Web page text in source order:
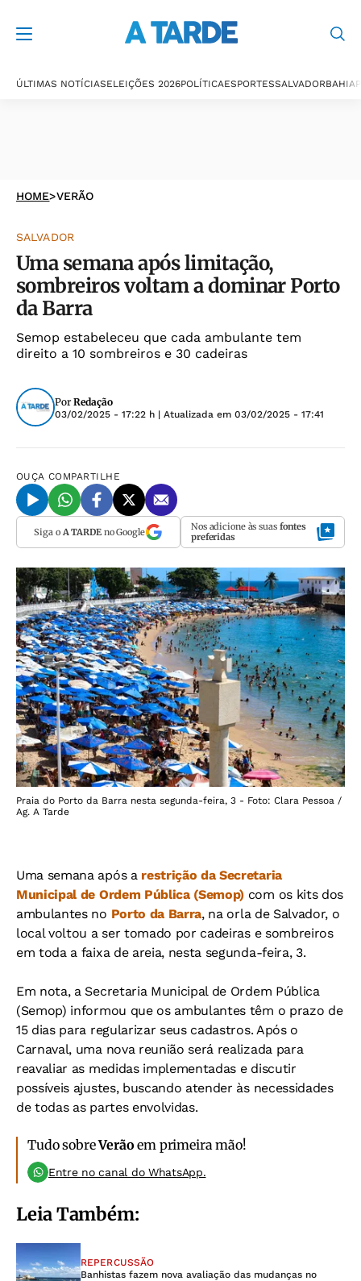
ÚLTIMAS NOTÍCIASELEIÇÕES 2026POLÍTICAESPORTESSALVADORBAHIA
HOME>VERÃO
SALVADOR
Uma semana após limitação,
sombreiros voltam a dominar Porto
da Barra
Semop estabeleceu que cada ambulante tem
direito a 10 sombreiros e 30 cadeiras
Por Redação
03/02/2025 - 17:22 h | Atualizada em 03/02/2025 - 17:41
OUÇA COMPARTILHE
Siga o A TARDEno Google Nos adicione às suas fontes
preferidas
Praia do Porto da Barra nesta segunda-feira, 3 - Foto: Clara Pessoa /
Ag. A Tarde
Uma semana após a restrição da Secretaria
Municipal de Ordem Pública (Semop) com os kits dos
ambulantes no Porto da Barra, na orla de Salvador, o
local voltou a ser tomado por cadeiras e sombreiros
em toda a faixa de areia, nesta segunda-feira, 3.
Em nota, a Secretaria Municipal de Ordem Pública
(Semop) informou que os ambulantes têm o prazo de
15 dias para regularizar seus cadastros. Após o
Carnaval, uma nova reunião será realizada para
reavaliar as medidas implementadas e discutir
possíveis ajustes, buscando atender às necessidades
de todas as partes envolvidas.
Tudo sobreVerão em primeira mão!
Entre no canal do WhatsApp.
Leia Também:
REPERCUSSÃO
Banhistas fazem nova avaliação das mudanças no